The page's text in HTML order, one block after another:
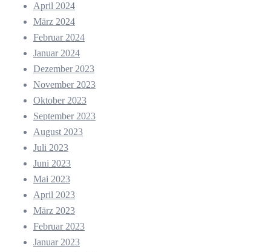
April 2024
März 2024
Februar 2024
Januar 2024
Dezember 2023
November 2023
Oktober 2023
September 2023
August 2023
Juli 2023
Juni 2023
Mai 2023
April 2023
März 2023
Februar 2023
Januar 2023